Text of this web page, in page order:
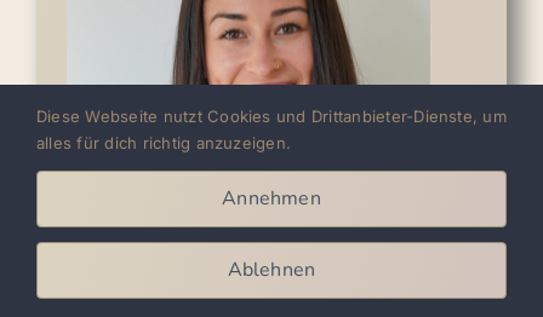
Diese Webseite nutzt Cookies und Drittanbieter-Dienste, um
alles für dich richtig anzuzeigen.
Annehmen
Ablehnen